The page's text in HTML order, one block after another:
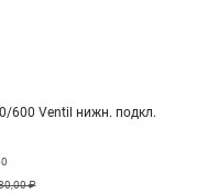
600 Ventil нижн. подкл.
₽